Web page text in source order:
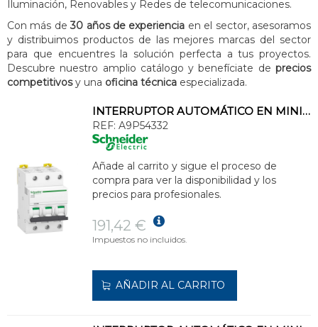
Iluminación, Renovables y Redes de telecomunicaciones.
Con más de30 años de experiencia en el sector, asesoramos
y distribuimos productos de las mejores marcas del sector
para que encuentres la solución perfecta a tus proyectos.
Descubre nuestro amplio catálogo y benefíciate de precios
competitivosy una oficina técnica especializada.
INTERRUPTOR AUTOMÁTICO EN MINIATURA ACTI 9 IC40N 3P C 32A 6000A/10kA
REF: A9P54332
Añade al carrito y sigue el proceso de
compra para ver la disponibilidad y los
precios para profesionales.
191,42 €
Impuestos no incluidos.
AÑADIR AL CARRITO